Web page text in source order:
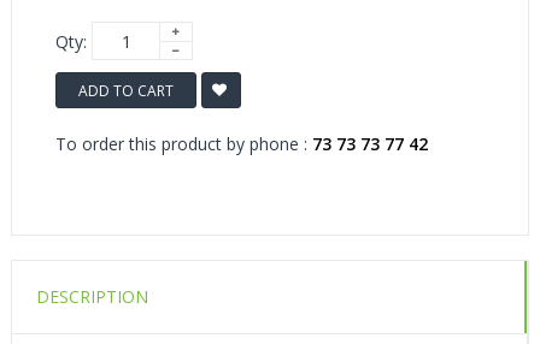
Qty:
ADD TO CART
To order this product by phone : 73 73 73 77 42
DESCRIPTION